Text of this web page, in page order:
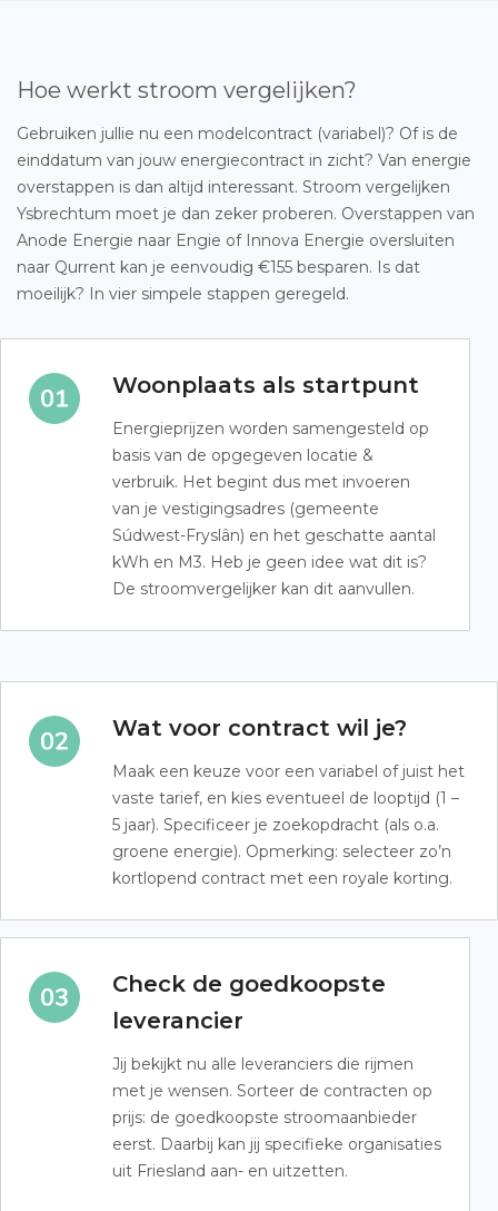
Hoe werkt stroom vergelijken?
Gebruiken jullie nu een modelcontract (variabel)? Of is de
einddatum van jouw energiecontract in zicht? Van energie
overstappen is dan altijd interessant. Stroom vergelijken
Ysbrechtum moet je dan zeker proberen. Overstappen van
Anode Energie naar Engie of Innova Energie oversluiten
naar Qurrent kan je eenvoudig €155 besparen. Is dat
moeilijk? In vier simpele stappen geregeld.
Woonplaats als startpunt
Energieprijzen worden samengesteld op
basis van de opgegeven locatie &
verbruik. Het begint dus met invoeren
van je vestigingsadres (gemeente
Súdwest-Fryslân) en het geschatte aantal
kWh en M3. Heb je geen idee wat dit is?
De stroomvergelijker kan dit aanvullen.
Wat voor contract wil je?
Maak een keuze voor een variabel of juist het
vaste tarief, en kies eventueel de looptijd (1 –
5 jaar). Specificeer je zoekopdracht (als o.a.
groene energie). Opmerking: selecteer zo’n
kortlopend contract met een royale korting.
Check de goedkoopste
leverancier
Jij bekijkt nu alle leveranciers die rijmen
met je wensen. Sorteer de contracten op
prijs: de goedkoopste stroomaanbieder
eerst. Daarbij kan jij specifieke organisaties
uit Friesland aan- en uitzetten.